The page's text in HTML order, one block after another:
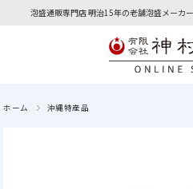
泡盛通販専門店 明治15年の老舗泡盛メーカ
ホーム 沖縄特産品